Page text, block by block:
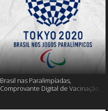
Brasil nas Paralimpíadas,
Comprovante Digital de Vacinação,